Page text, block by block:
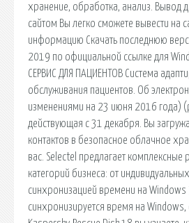
хранение, обработка, анализ. Вывод
сайтом Вы легко сможете вывести на
информацию Скачать последнюю
2019 по официальной ссылке для
СЕРВИС ДЛЯ ПАЦИЕНТОВ Система
обслуживания пациентов. Об
изменениями на 23 июня 2016 года)
действующая с 31 декабря. Вы
контактов в безопасное облачное
вас. Selectel предлагает
категорий бизнеса: от
синхронизацией времени на Windows
синхронизируется время на Windows,